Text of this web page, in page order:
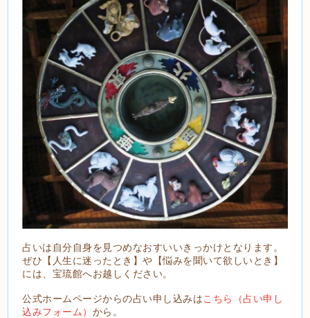
占いは自分自身を見つめなおすいいきっかけとなります。
ぜひ【人生に迷ったとき】や【悩みを聞いて欲しいとき】
には、宝琉館へお越しください。
公式ホームページからの占い申し込みはこちら（占い申し
込みフォーム） から。